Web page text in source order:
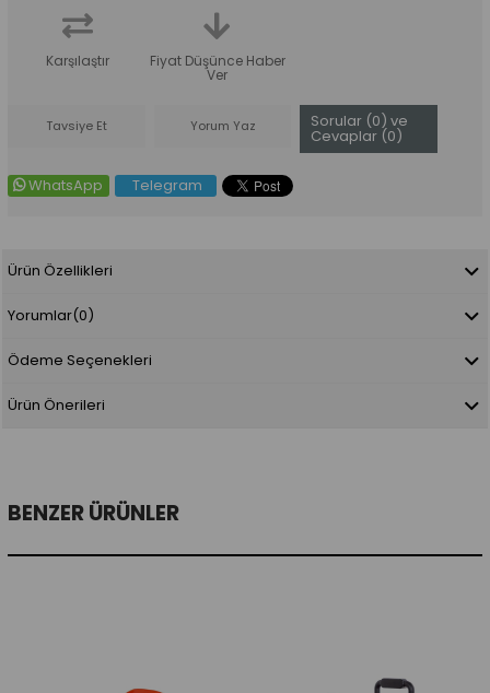
Karşılaştır Fiyat Düşünce Haber
Ver
Tavsiye Et Yorum Yaz Sorular (0) ve
Cevaplar (0)
WhatsApp Telegram
Ürün Özellikleri
Yorumlar(0)
Ödeme Seçenekleri
Ürün Önerileri
BENZER ÜRÜNLER